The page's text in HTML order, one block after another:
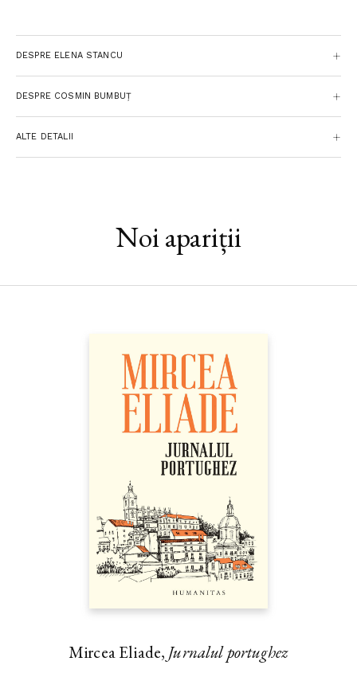
suntem cei fictivi. Elena și Cosmin au plecat în căutarea «vieții
care se viețuiește» și-a omului real, care se revelează nu în lumea
standardizată și domesticită în care trăim noi, consumatorii de
cultură, ci în sărăcie cruntă, în case dărăpănate, în violență
incredibilă, în comunități uitate de Dumnezeu, în pușcării și-n
cartea celor doi ajungem să măsurăm această profunzime. Elena
și Cosmin m-au primit în rulota lor, mi-au arătat-o în toate
mai trist. N-aș fi putut trăi viața lor nici trei zile. Dar faptul că ei
că eroismul e real și palpabil, nu o noțiune goală.“ (Mircea
DESPRE ELENA STANCU
DESPRE COSMIN BUMBUȚ
ALTE DETALII
Noi apariții
Mircea Eliade, Jurnalul portughez